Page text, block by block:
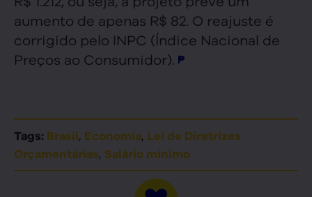
aumento de apenas R$ 82. O reajuste é
corrigido pelo INPC (Índice Nacional de
Preços ao Consumidor).
Tags: Brasil, Economia, Lei de Diretrizes
Orçamentárias, Salário mínimo